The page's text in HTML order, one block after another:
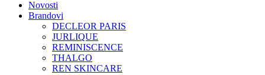
Novosti
Brandovi
DECLEOR PARIS
JURLIQUE
REMINISCENCE
THALGO
REN SKINCARE